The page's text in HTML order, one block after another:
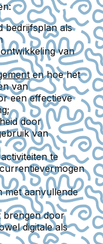
bedrijfsplanals
van
en hoe het
van
een effectieve
door
van
te
met aanvullende
brengendoor
digitale als